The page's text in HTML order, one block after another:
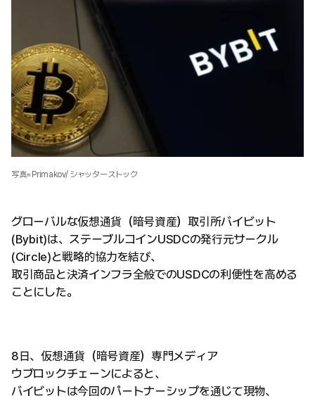
写真=Primakov/ シャッターストック
グローバルな仮想通貨（暗号資産）取引所バイビット
(Bybit)は、ステーブルコインUSDCの発行元サークル
(Circle)と戦略的協力を結び、
取引商品と決済インフラ全般でのUSDCの利便性を高める
ことにした。
8日、仮想通貨（暗号資産）専門メディア
ウブロックチェーンによると、
バイビットは今回のパートナーシップを通じて現物、